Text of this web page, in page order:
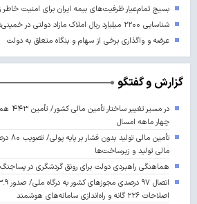
بسیج تمام‌عیار ظرفیت‌های بیمه ایران برای امنیت خاطر
شناسایی ۲۲۰۰ میلیارد ریال املاک مازاد دولتی در خمینی‌شهر برای مولدسازی
عرضه و واگذاری برخی از سهام و بنگاه متعلق به دولت
گزارش و گفتگو
در
چهار ماهه امسال
مالی تولید و زیرساخت‌ها
هماهنگی راهبردی دولت برای رونق گردشگری در پساجنگ
اصلاحات ۲۲۶ گانه و راه‌اندازی سامانه‌های هوشمند